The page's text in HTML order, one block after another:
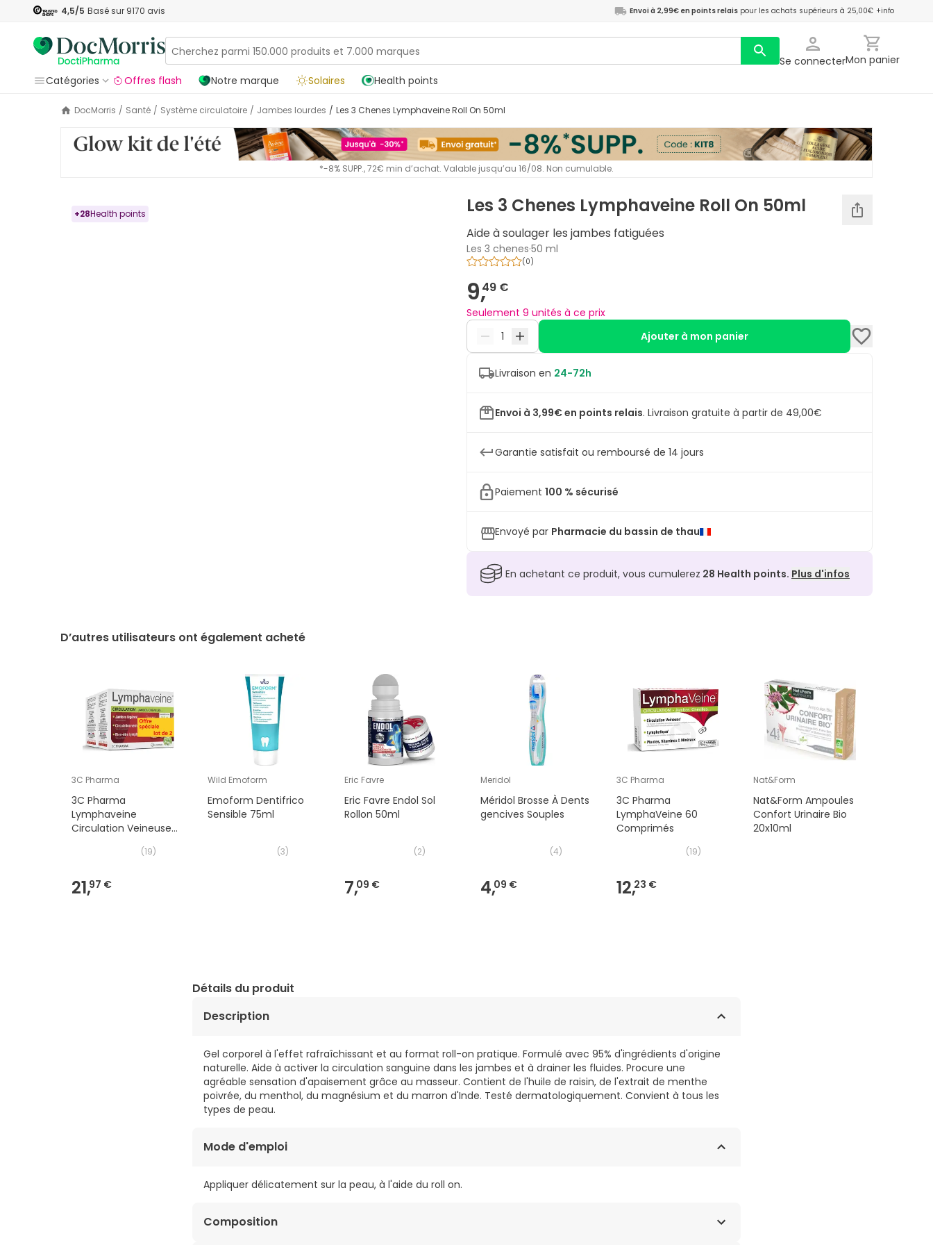
4,5/5 Basé sur 9170 avis Envoi à 2,99€ en points relais pour les achats supérieurs à 25,00€ +info
Se connecterMon panier
Catégories
Offres flash Notre marque Solaires Health points
DocMorris / Santé / Système circulatoire / Jambes lourdes / Les 3 Chenes Lymphaveine Roll On 50ml
*-8% SUPP., 72€ min d’achat. Valable jusqu’au 16/08. Non cumulable.
+28Health points Les 3 Chenes Lymphaveine Roll On 50ml
Aide à soulager les jambes fatiguées
Les 3 chenes·50 ml
(0)
9,49 €
Seulement 9 unités à ce prix
Ajouter à mon panier
Livraison en 24-72h
Envoi à 3,99€ en points relais. Livraison gratuite à partir de 49,00€
Garantie satisfait ou remboursé de 14 jours
Paiement 100 % sécurisé
Envoyé par Pharmacie du bassin de thau
En achetant ce produit, vous cumulerez 28 Health points. Plus d'infos
D’autres utilisateurs ont également acheté
3C Pharma
3C Pharma
Lymphaveine
Circulation Veineuse
(19)
21,97 €
Wild Emoform
Emoform Dentifrico
Sensible 75ml
(3)
Eric Favre
Eric Favre Endol Sol
Rollon 50ml
(2)
7,09 €
Meridol
Méridol Brosse À Dents
gencives Souples
(4)
4,09 €
3C Pharma
3C Pharma
LymphaVeine 60
Comprimés
(19)
12,23 €
Nat&Form
Nat&Form Ampoules
Confort Urinaire Bio
20x10ml
Détails du produit
Description
Gel corporel à l'effet rafraîchissant et au format roll-on pratique. Formulé avec 95% d'ingrédients d'origine
naturelle. Aide à activer la circulation sanguine dans les jambes et à drainer les fluides. Procure une
agréable sensation d'apaisement grâce au masseur. Contient de l'huile de raisin, de l'extrait de menthe
poivrée, du menthol, du magnésium et du marron d'Inde. Testé dermatologiquement. Convient à tous les
types de peau.
Mode d'emploi
Appliquer délicatement sur la peau, à l'aide du roll on.
Composition